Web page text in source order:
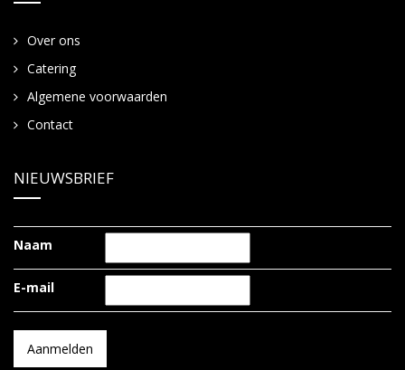
Over ons
Catering
Algemene voorwaarden
Contact
NIEUWSBRIEF
Naam
E-mail